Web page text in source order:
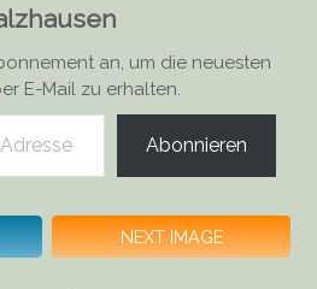
an, um die neuesten
E-Mail zu erhalten.
Abonnieren
NEXT IMAGE